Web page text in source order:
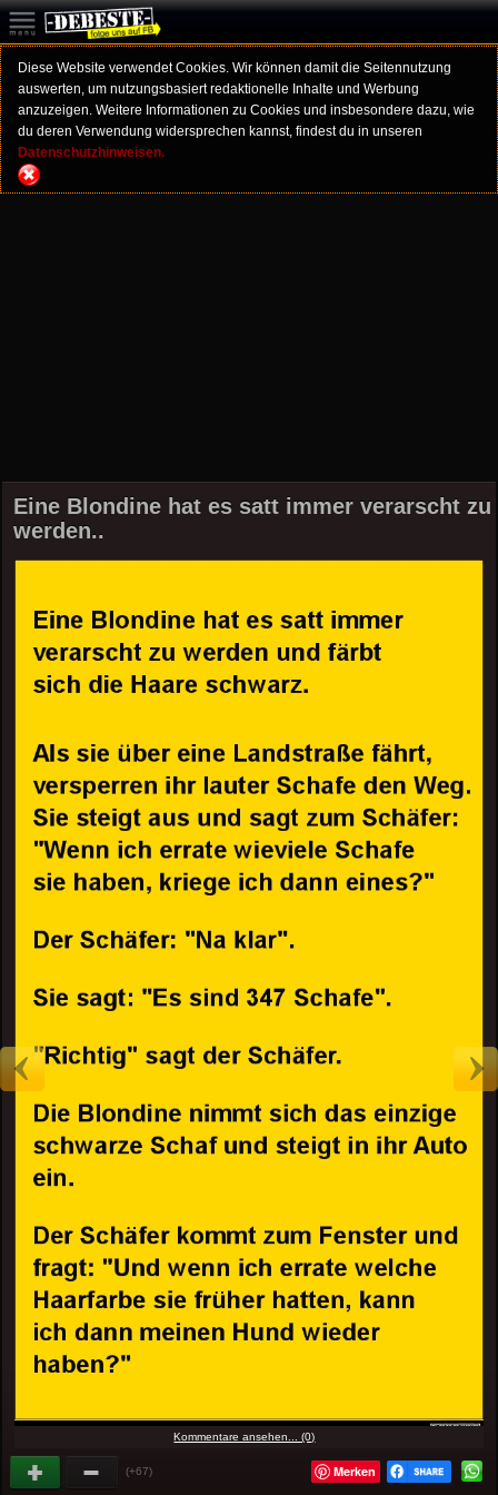
Diese Website verwendet Cookies. Wir können damit die Seitennutzung
auswerten, um nutzungsbasiert redaktionelle Inhalte und Werbung
anzuzeigen. Weitere Informationen zu Cookies und insbesondere dazu, wie
du deren Verwendung widersprechen kannst, findest du in unseren
Datenschutzhinweisen.
Eine Blondine hat es satt immer verarscht zu
werden..
Kommentare ansehen... (0)
(+67) Merken